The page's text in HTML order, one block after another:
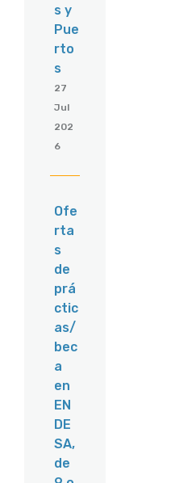
s y
Pue
rto
s
27
Jul
202
6
Ofe
rta
s
de
prá
ctic
as/
bec
a
en
EN
DE
SA,
de